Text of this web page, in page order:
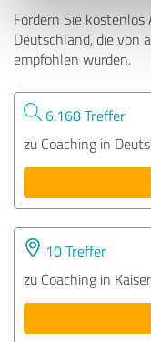
Fordern Sie
Deutschland, die von
empfohlen wurden.
6.168 Treffer
zu Coaching in
10 Treffer
zu Coaching in